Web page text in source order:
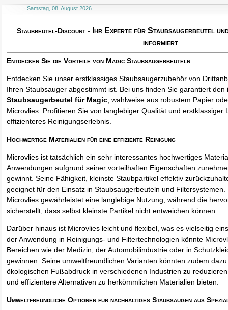
Samstag, 08. August 2026
Staubbeutel-Discount - Ihr Experte für Staubsaugerbeutel
informiert
Entdecken Sie die Vorteile von Magic Staubsaugerbeuteln
Entdecken Sie unser erstklassiges Staubsaugerzubehör von
Ihren Staubsauger abgestimmt ist. Bei uns finden Sie garantiert den
Staubsaugerbeutel für Magic, wahlweise aus robustem Papier
Microvlies. Profitieren Sie von langlebiger Qualität und erstklassiger
effizienteres Reinigungserlebnis.
Hochwertige Materialien für eine effiziente Reinigung
Microvlies ist tatsächlich ein sehr interessantes hochwertiges
Anwendungen aufgrund seiner vorteilhaften Eigenschaften
gewinnt. Seine Fähigkeit, kleinste Staubpartikel effektiv
geeignet für den Einsatz in Staubsaugerbeuteln und
Microvlies gewährleistet eine langlebige Nutzung, während die
sicherstellt, dass selbst kleinste Partikel nicht entweichen können.
Darüber hinaus ist Microvlies leicht und flexibel, was es vielseitig
der Anwendung in Reinigungs- und Filtertechnologien könnte
Bereichen wie der Medizin, der Automobilindustrie oder in
gewinnen. Seine umweltfreundlichen Varianten könnten zudem
ökologischen Fußabdruck in verschiedenen Industrien zu
und effizientere Alternativen zu herkömmlichen Materialien bieten.
Umweltfreundliche Optionen für nachhaltiges Staubsaugen aus